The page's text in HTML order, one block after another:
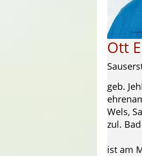
Ott
geb.
Wels,
zul.
ist am